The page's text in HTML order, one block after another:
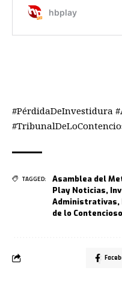
#PérdidaDeInvestidura
TAGGED: Asamblea del
Play Noticias,
Administrativas,
de lo